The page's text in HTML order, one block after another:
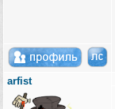
arfist